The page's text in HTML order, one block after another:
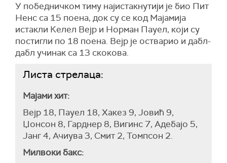
У победничком тиму најистакнутији је био Пит
Ненс са 15 поена, док су се код Мајамија
истакли Келел Вејр и Норман Пауел, који су
постигли по 18 поена. Вејр је остварио и дабл-
дабл учинак са 13 скокова.
Листа стрелаца:
Мајами хит:
Вејр 18, Пауел 18, Хакез 9, Јовић 9,
Џонсон 8, Гарднер 8, Вигинс 7, Адебајо 5,
Јанг 4, Ачиува 3, Смит 2, Томпсон 2.
Милвоки бакс: